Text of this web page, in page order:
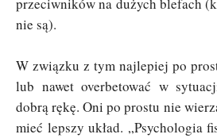
przeciwników na dużych blefach
nie są).
W związku z tym najlepiej po
lub nawet overbetować w
dobrą rękę. Oni po prostu nie
mieć lepszy układ. „Psychologia